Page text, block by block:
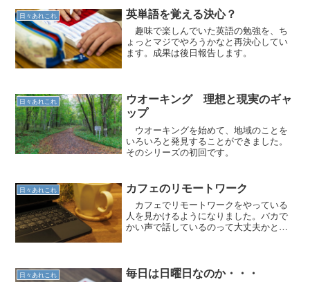
日々あれこれ 英単語を覚える決心？
趣味で楽しんでいた英語の勉強を、ち
ょっとマジでやろうかなと再決心してい
ます。成果は後日報告します。
日々あれこれ
ウオーキング 理想と現実のギャ
ップ
ウオーキングを始めて、地域のことを
いろいろと発見することができました。
そのシリーズの初回です。
日々あれこれ カフェのリモートワーク
カフェでリモートワークをやっている
人を見かけるようになりました。バカで
かい声で話しているのって大丈夫かと思
日々あれこれ 毎日は日曜日なのか・・・